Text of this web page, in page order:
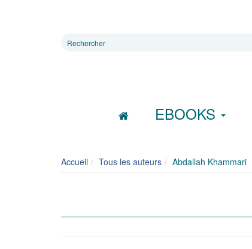
Rechercher
EBOOKS
Accueil Tous les auteurs Abdallah Khammari